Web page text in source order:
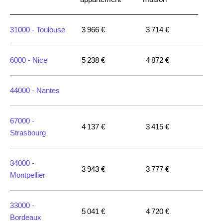
31000 - Toulouse 3 966 € 3 714 €
6000 - Nice 5 238 € 4 872 €
44000 - Nantes
67000 -
Strasbourg
4 137 € 3 415 €
34000 -
Montpellier
3 943 € 3 777 €
33000 -
Bordeaux
5 041 € 4 720 €